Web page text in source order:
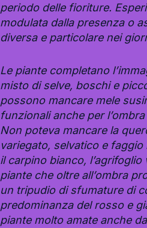
periodo delle fioriture.
modulata dalla presenza o
diversa e particolare nei
Le piante completano
misto di selve, boschi e
possono mancare mele
funzionali anche per
Non poteva mancare la
variegato, selvatico e faggio
il carpino bianco, l’agrifoglio
piante che oltre all’ombra
un tripudio di sfumature di
predominanza del rosso e
piante molto amate anche